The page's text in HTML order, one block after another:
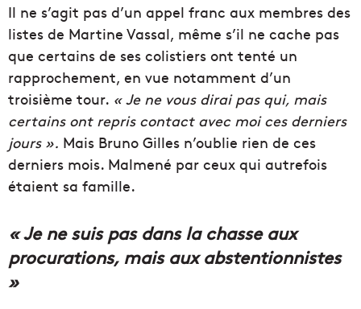
Il ne s’agit pas d’un appel franc aux membres des
listes de Martine Vassal, même s’il ne cache pas
que certains de ses colistiers ont tenté un
rapprochement, en vue notamment d’un
troisième tour. « Je ne vous dirai pas qui, mais
certains ont repris contact avec moi ces derniers
jours ». Mais Bruno Gilles n’oublie rien de ces
derniers mois. Malmené par ceux qui autrefois
étaient sa famille.
« Je ne suis pas dans la chasse aux
procurations, mais aux abstentionnistes
»